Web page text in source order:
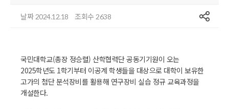
날짜 2024.12.18 조회수 2638 공유
국민대학교(총장 정승렬) 산학협력단 공동기기원이 오는
2025학년도 1학기부터 이공계 학생들을 대상으로 대학이 보유한
고가의 첨단 분석장비를 활용해 연구장비 실습 정규 교육과정을
개설한다.